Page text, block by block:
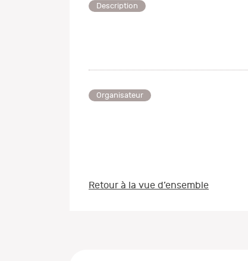
Description
Organisateur
Retour à la vue d’ensemble